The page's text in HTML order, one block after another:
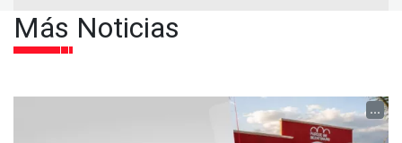
Más Noticias
...